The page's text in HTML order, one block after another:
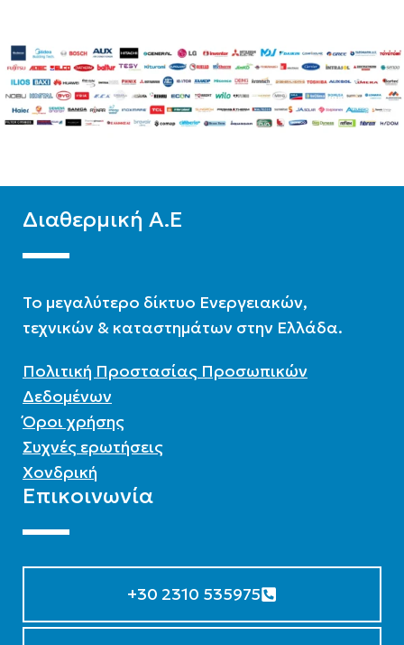
Διαθερμική Α.Ε
To μεγαλύτερο δίκτυο Ενεργειακών,
τεχνικών & καταστημάτων στην Ελλάδα.
Πολιτική Προστασίας Προσωπικών
Δεδομένων
Όροι χρήσης
Συχνές ερωτήσεις
Χονδρική
Επικοινωνία
+30 2310 535975